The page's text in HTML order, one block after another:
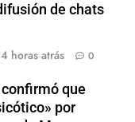
de chats
horas atrás 0
que
por